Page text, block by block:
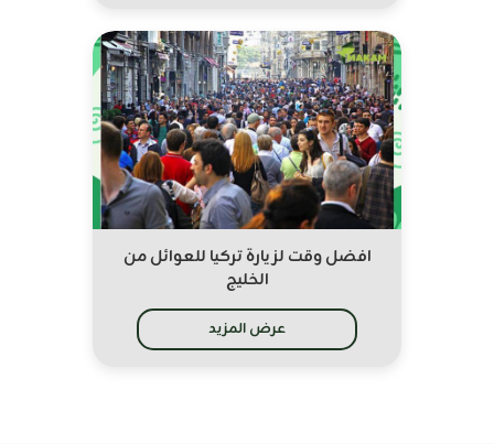
افضل وقت لزيارة تركيا للعوائل من
الخليج
عرض المزيد